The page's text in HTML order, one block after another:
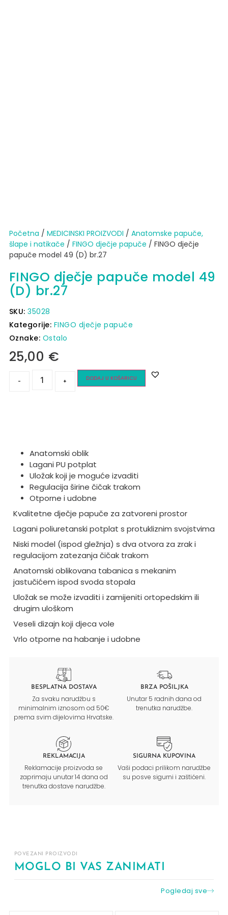
Početna / MEDICINSKI PROIZVODI / Anatomske papuče,
šlape i natikače / FINGO dječje papuče / FINGO dječje
papuče model 49 (D) br.27
FINGO dječje papuče model 49
(D) br.27
SKU:35028
Kategorije: FINGO dječje papuče
Oznake: Ostalo
25,00 €
- + DODAJ U KOŠARICU
Anatomski oblik
Lagani PU potplat
Uložak koji je moguće izvaditi
Regulacija širine čičak trakom
Otporne i udobne
Kvalitetne dječje papuče za zatvoreni prostor
Lagani poliuretanski potplat s protukliznim svojstvima
Niski model (ispod gležnja) s dva otvora za zrak i
regulacijom zatezanja čičak trakom
Anatomski oblikovana tabanica s mekanim
jastučićem ispod svoda stopala
Uložak se može izvaditi i zamijeniti ortopedskim ili
drugim uloškom
Veseli dizajn koji djeca vole
Vrlo otporne na habanje i udobne
BESPLATNA DOSTAVA
Za svaku narudžbu s
minimalnim iznosom od 50€
prema svim dijelovima Hrvatske.
BRZA POŠILJKA
Unutar 5 radnih dana od
trenutka narudžbe.
REKLAMACIJA
Reklamacije proizvoda se
zaprimaju unutar 14 dana od
trenutka dostave narudžbe.
SIGURNA KUPOVINA
Vaši podaci prilikom narudžbe
su posve sigurni i zaštićeni.
POVEZANI PROIZVODI
MOGLO BI VAS ZANIMATI
Pogledaj sve